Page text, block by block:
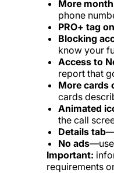
More
phone
PRO+ tag
Blocking
know your
Access to
report that
More cards
cards
Animated
the call
Details tab
No ads—use
Important:
requirements